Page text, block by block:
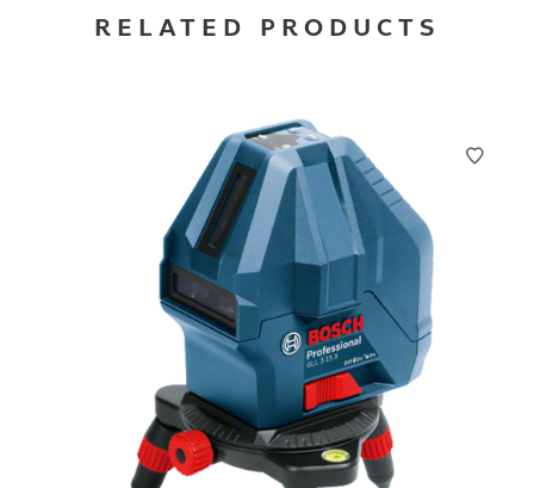
RELATED PRODUCTS